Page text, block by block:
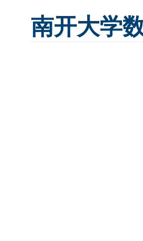
南开大学